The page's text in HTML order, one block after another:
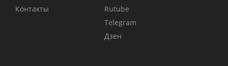
Контакты
Rutube
Telegram
Дзен